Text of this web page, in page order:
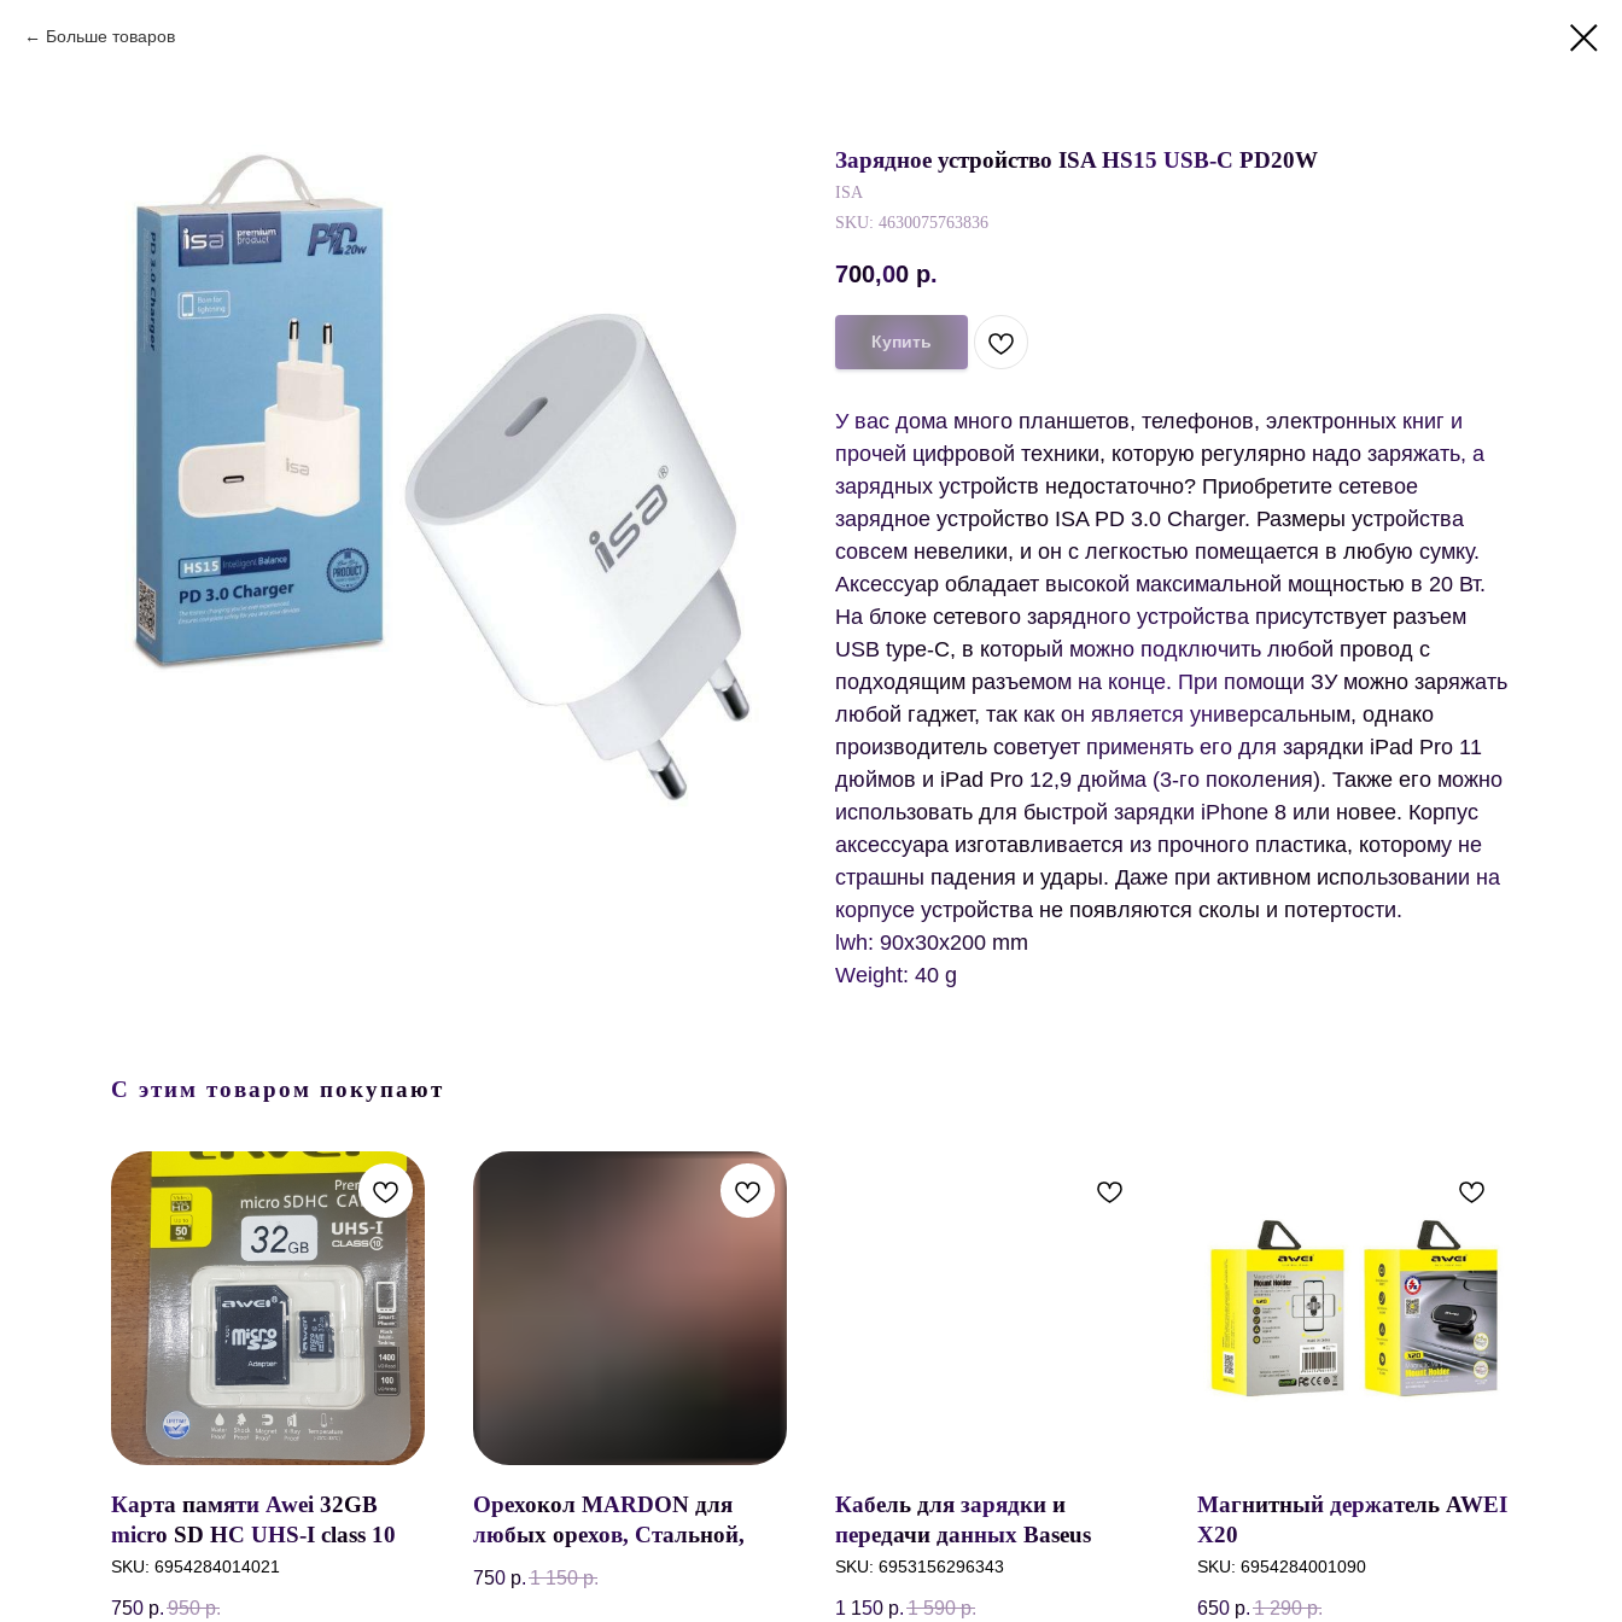
Больше товаров
Зарядное устройство ISA HS15 USB-C PD20W
ISA
SKU: 4630075763836
700,00 р.
Купить
У вас дома много планшетов, телефонов, электронных книг и
прочей цифровой техники, которую регулярно надо заряжать, а
зарядных устройств недостаточно? Приобретите сетевое
зарядное устройство ISA PD 3.0 Charger. Размеры устройства
совсем невелики, и он с легкостью помещается в любую сумку.
Аксессуар обладает высокой максимальной мощностью в 20 Вт.
На блоке сетевого зарядного устройства присутствует разъем
USB type-C, в который можно подключить любой провод с
подходящим разъемом на конце. При помощи ЗУ можно заряжать
любой гаджет, так как он является универсальным, однако
производитель советует применять его для зарядки iPad Pro 11
дюймов и iPad Pro 12,9 дюйма (3-го поколения). Также его можно
использовать для быстрой зарядки iPhone 8 или новее. Корпус
аксессуара изготавливается из прочного пластика, которому не
страшны падения и удары. Даже при активном использовании на
корпусе устройства не появляются сколы и потертости.
lwh: 90x30x200 mm
Weight: 40 g
С этим товаром покупают
Карта памяти Awei 32GB
micro SD HC UHS-I class 10 c
SD-адаптером
SKU: 6954284014021
750 р. 950 р.
Орехокол MARDON для
любых орехов, Стальной,
Ручки с резиновыми
накладками
750 р. 1 150 р.
Кабель для зарядки и
передачи данных Baseus
Cafule Series, USB to Type-C,
2A, 3 метра, Черный+Серый,
SKU: 6953156296343
1 150 р. 1 590 р.
Магнитный держатель AWEI
X20
SKU: 6954284001090
650 р. 1 290 р.